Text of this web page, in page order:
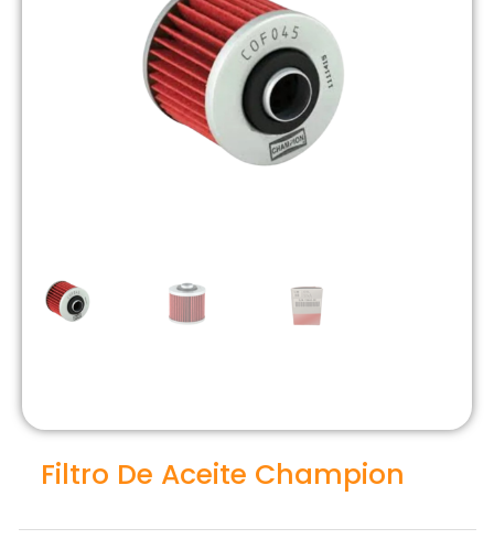
Filtro De Aceite Champion